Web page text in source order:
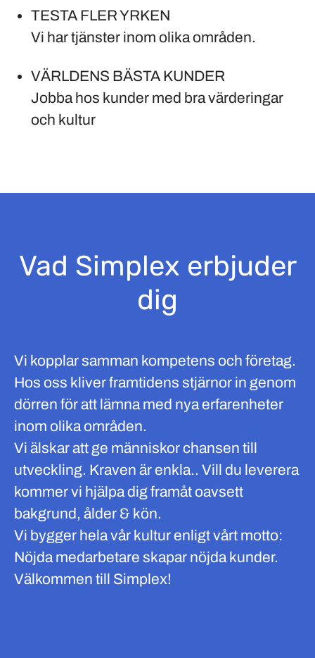
TESTA FLER YRKEN
Vi har tjänster inom olika områden.
VÄRLDENS BÄSTA KUNDER
Jobba hos kunder med bra värderingar
och kultur
Vad Simplex erbjuder
dig
Vi kopplar samman kompetens och företag.
Hos oss kliver framtidens stjärnor in genom
dörren för att lämna med nya erfarenheter
inom olika områden.
Vi älskar att ge människor chansen till
utveckling. Kraven är enkla.. Vill du leverera
kommer vi hjälpa dig framåt oavsett
bakgrund, ålder & kön.
Vi bygger hela vår kultur enligt vårt motto:
Nöjda medarbetare skapar nöjda kunder.
Välkommen till Simplex!